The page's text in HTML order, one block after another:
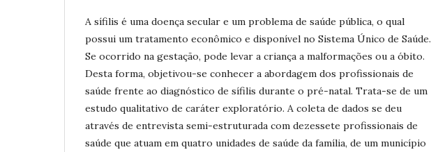
A sífilis é uma doença secular e um problema de saúde pública, o qual
possui um tratamento econômico e disponível no Sistema Único de Saúde.
Se ocorrido na gestação, pode levar a criança a malformações ou a óbito.
Desta forma, objetivou-se conhecer a abordagem dos profissionais de
saúde frente ao diagnóstico de sífilis durante o pré-natal. Trata-se de um
estudo qualitativo de caráter exploratório. A coleta de dados se deu
através de entrevista semi-estruturada com dezessete profissionais de
saúde que atuam em quatro unidades de saúde da família, de um município